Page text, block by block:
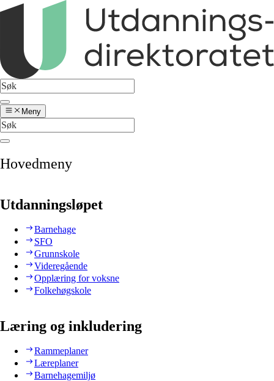
Meny
Hovedmeny
Utdanningsløpet
Barnehage
SFO
Grunnskole
Videregående
Opplæring for voksne
Folkehøgskole
Læring og inkludering
Rammeplaner
Læreplaner
Barnehagemiljø